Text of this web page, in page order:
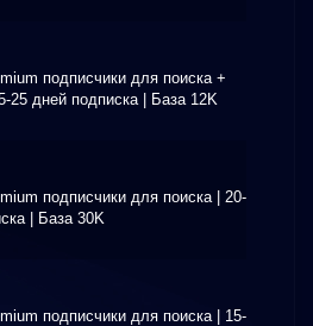
подписчики для поиска +
25 дней подписка | База 12K
подписчики для поиска | 20-
| База 30K
подписчики для поиска | 15-